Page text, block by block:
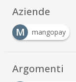
Aziende
M
mangopay
Argomenti